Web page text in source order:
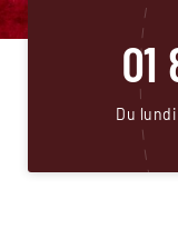
01
Du